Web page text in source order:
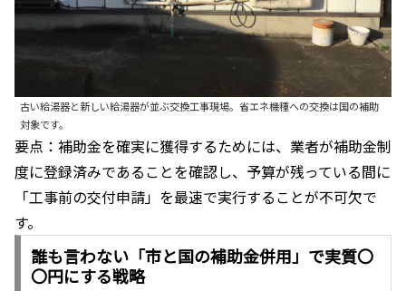
古い給湯器と新しい給湯器が並ぶ交換工事現場。省エネ機種への交換は国の補助
対象です。
要点：補助金を確実に獲得するためには、業者が補助金制
度に登録済みであることを確認し、予算が残っている間に
「工事前の交付申請」を最速で実行することが不可欠で
す。
誰も言わない「市と国の補助金併用」で実質〇
〇円にする戦略